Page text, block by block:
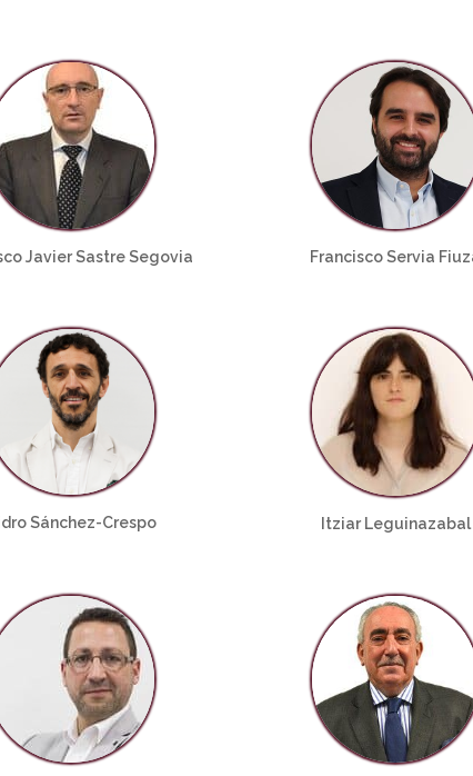
Javier Sastre Segovia Francisco Servia
Sánchez-Crespo Itziar Leguinazabal